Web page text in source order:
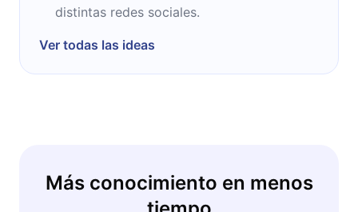
distintas redes sociales.
Ver todas las ideas
Más conocimiento en menos